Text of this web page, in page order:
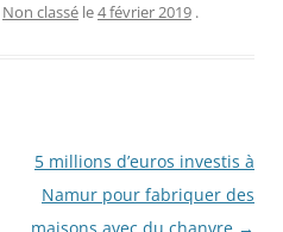
Non classé le4 février 2019 .
5 millions d’euros investis à
Namur pour fabriquer des